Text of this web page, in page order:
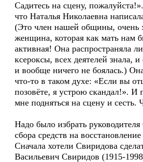
Садитесь на сцену,
что Наталья Николаевна
(Это член нашей общины, очень
женщина, которая как мать нам
активная! Она распространяла
ксероксы, всех деятелей знала, и
и вообще ничего не боялась.)
что-то в таком духе: «Если вы
позовёте, я устрою скандал!». И
мне подняться на сцену и сесть.
Надо было избрать
сбора средств на
Сначала хотели Свиридова
Васильевич Свиридов (1915-